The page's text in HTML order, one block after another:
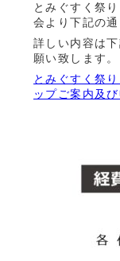
とみぐすく祭
会より下記の通
詳しい内容は
願い致します。
とみぐすく祭
ップご案内及